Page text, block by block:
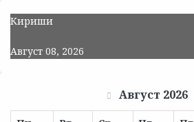
Кириши
Август 08, 2026
Август 2026